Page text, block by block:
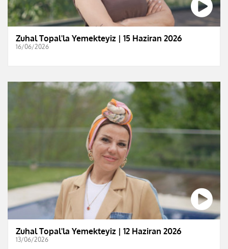
Zuhal Topal'la Yemekteyiz | 15 Haziran 2026
16/06/2026
Zuhal Topal'la Yemekteyiz | 12 Haziran 2026
13/06/2026